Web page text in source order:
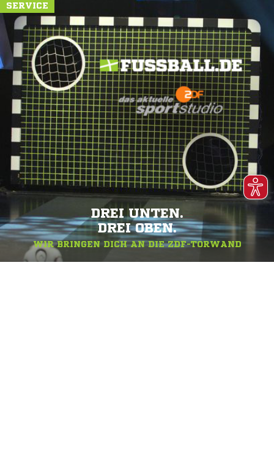
SERVICE
DREI UNTEN.
DREI OBEN.
WIR BRINGEN DICH AN DIE ZDF-TORWAND